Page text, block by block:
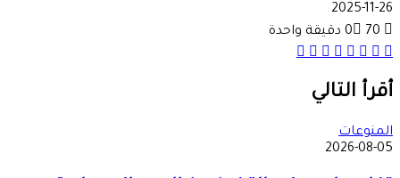
2025-11-26
0
70
دقيقة واحدة
فيسبوك
‫X
ماسنجر
ماسنجر
واتساب
تيلقرام
مشاركة
البريد
أقرأ التالي
المنوعات
2026-08-05